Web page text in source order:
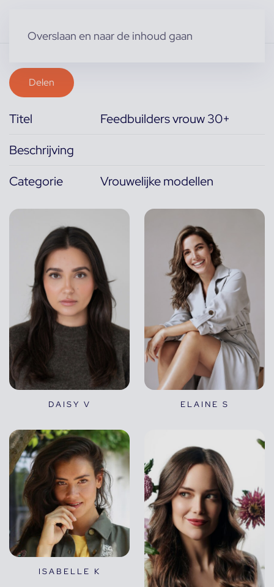
Overslaan en naar de inhoud gaan
Delen
Titel
Feedbuilders vrouw 30+
Beschrijving
Categorie
Vrouwelijke modellen
DAISY V ELAINE S
ISABELLE K